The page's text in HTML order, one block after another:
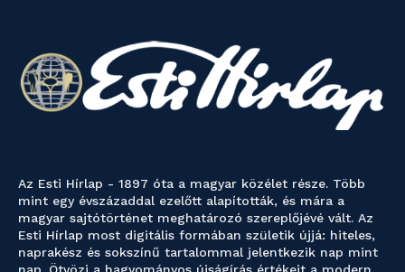
Az Esti Hírlap - 1897 óta a magyar közélet része. Több
mint egy évszázaddal ezelőtt alapították, és mára a
magyar sajtótörténet meghatározó szereplőjévé vált. Az
Esti Hírlap most digitális formában születik újjá: hiteles,
naprakész és sokszínű tartalommal jelentkezik nap mint
nap. Ötvözi a hagyományos újságírás értékeit a modern